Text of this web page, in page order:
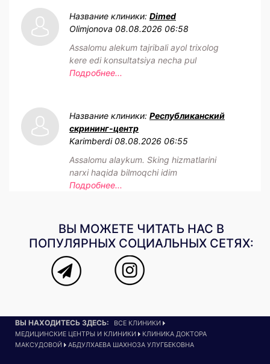
Название клиники: Dimed
Olimjonova 08.08.2026 06:58
Assalomu alekum tajribali ayol trixolog
kere edi konsultatsiya necha pul
Подробнее...
Название клиники: Республиканский
скрининг-центр
Karimberdi 08.08.2026 06:55
Assalomu alaykum. Sking hizmatlarini
narxi haqida bilmoqchi idim
Подробнее...
ВЫ МОЖЕТЕ ЧИТАТЬ НАС В
ПОПУЛЯРНЫХ СОЦИАЛЬНЫХ СЕТЯХ:
ВЫ НАХОДИТЕСЬ ЗДЕСЬ:
ВСЕ КЛИНИКИ
МЕДИЦИНСКИЕ ЦЕНТРЫ И КЛИНИКИ
КЛИНИКА ДОКТОРА
МАКСУДОВОЙ
АБДУЛХАЕВА ШАХНОЗА УЛУГБЕКОВНА